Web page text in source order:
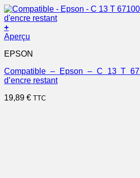
+
Aperçu
EPSON
Compatible – Epson – C 13 T
d’encre restant
19,89 € TTC